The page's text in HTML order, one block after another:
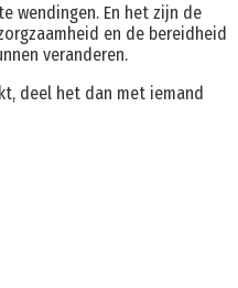
wendingen. En het zijn de
en de bereidheid
veranderen.
deel het dan met iemand